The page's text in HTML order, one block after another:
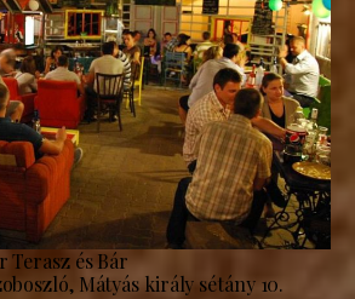
Terasz és Bár
Mátyás király sétány 10.